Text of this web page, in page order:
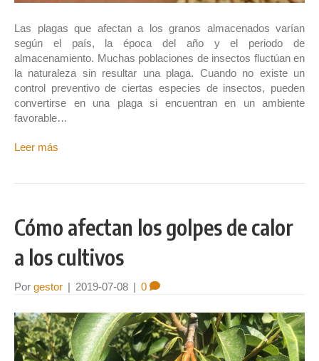
Las plagas que afectan a los granos almacenados varían
según el país, la época del año y el periodo de
almacenamiento. Muchas poblaciones de insectos fluctúan en
la naturaleza sin resultar una plaga. Cuando no existe un
control preventivo de ciertas especies de insectos, pueden
convertirse en una plaga si encuentran en un ambiente
favorable…
Leer más
Cómo afectan los golpes de calor
a los cultivos
Por gestor | 2019-07-08 | 0